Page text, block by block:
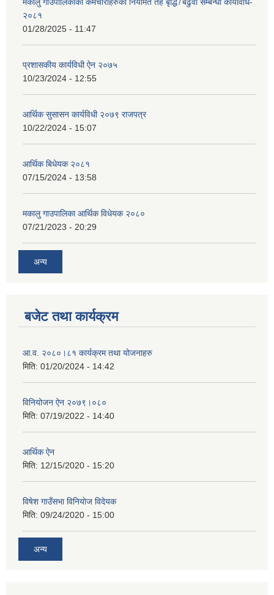
मकालु गाँउपालिकाको कर्मचारीहरुको नियमित तह बृद्धि ̸ बढुवा सम्बन्धी कार्यविधि-
२०८१
01/28/2025 - 11:47
प्रशासकीय कार्यविधी ऐन २०७५
10/23/2024 - 12:55
आर्थिक सुसासन कार्यविधी २०७९ राजपत्र
10/22/2024 - 15:07
आर्थिक बिधेयक २०८१
07/15/2024 - 13:58
मकालु गाउपालिका आर्थिक विधेयक २०८०
07/21/2023 - 20:29
अन्य
बजेट तथा कार्यक्रम
आ.व. २०८०।८१ कार्यक्रम तथा योजनाहरु
मिति: 01/20/2024 - 14:42
विनियोजन ऐन २०७९।०८०
मिति: 07/19/2022 - 14:40
आर्थिक ऐन
मिति: 12/15/2020 - 15:20
विषेश गाउँसभा विनियाेज विदेयक
मिति: 09/24/2020 - 15:00
अन्य